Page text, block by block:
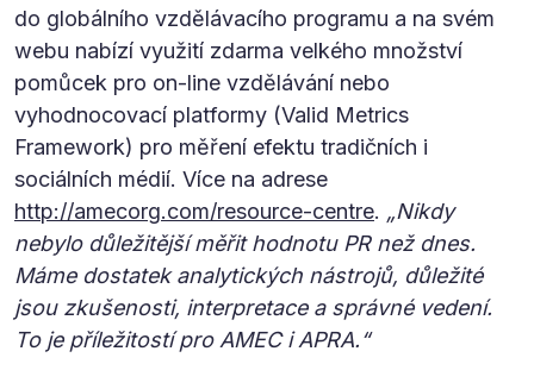
do globálního vzdělávacího programu a na svém
webu nabízí využití zdarma velkého množství
pomůcek pro on-line vzdělávání nebo
vyhodnocovací platformy (Valid Metrics
Framework) pro měření efektu tradičních i
sociálních médií. Více na adrese
http://amecorg.com/resource-centre. „Nikdy
nebylo důležitější měřit hodnotu PR než dnes.
Máme dostatek analytických nástrojů, důležité
jsou zkušenosti, interpretace a správné vedení.
To je příležitostí pro AMEC i APRA.“